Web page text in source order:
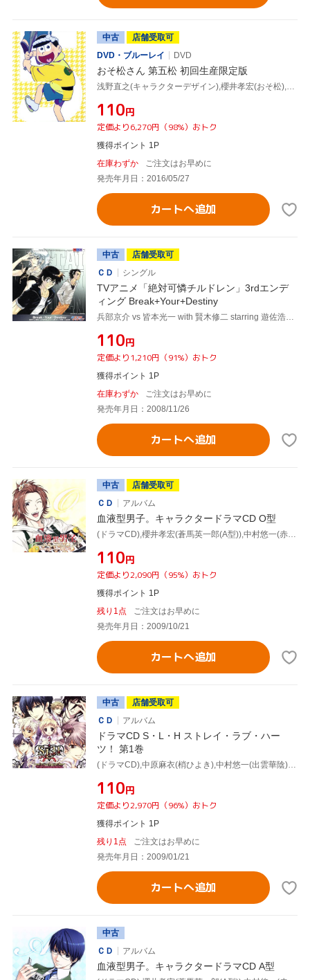
中古
店舗受取可
DVD・ブルーレイ
DVD
おそ松さん 第五松 初回生産限定版
浅野直之(キャラクターデザイン),櫻井孝宏(おそ松),中村悠一(カラ松),神谷浩史(チョロ松),橋本由香利(音楽)
¥110円
定価より6,270円（98%）おトク
獲得ポイント 1P
在庫わずか
ご注文はお早めに
発売年月日：2016/05/27
カートへ追加
中古
店舗受取可
ＣＤ
シングル
TVアニメ「絶対可憐チルドレン」3rdエンデ
ィング Break+Your+Destiny
兵部京介 vs 皆本光一 with 賢木修二 starring 遊佐浩二+中村悠一+谷山紀章
¥110円
定価より1,210円（91%）おトク
獲得ポイント 1P
在庫わずか
ご注文はお早めに
発売年月日：2008/11/26
カートへ追加
中古
店舗受取可
ＣＤ
アルバム
血液型男子。キャラクタードラマCD O型
(ドラマCD),櫻井孝宏(蒼馬英一郎(A型)),中村悠一(赤羽響生(B型)),鈴木達央(白河里央(O型)),柿原徹也(黒崎雅(AB型))
¥110円
定価より2,090円（95%）おトク
獲得ポイント 1P
残り1点
ご注文はお早めに
発売年月日：2009/10/21
カートへ追加
中古
店舗受取可
ＣＤ
アルバム
ドラマCD S・L・H ストレイ・ラブ・ハー
ツ！ 第1巻
(ドラマCD),中原麻衣(梢ひよき),中村悠一(出雲華陰),三木眞一郎(野生司恋雪),谷山紀章(壱河漣),小野大輔(冷泉久我),神谷浩史(山科岑満),櫻井孝宏(二宮季遠)
¥110円
定価より2,970円（96%）おトク
獲得ポイント 1P
残り1点
ご注文はお早めに
発売年月日：2009/01/21
カートへ追加
中古
ＣＤ
アルバム
血液型男子。キャラクタードラマCD A型